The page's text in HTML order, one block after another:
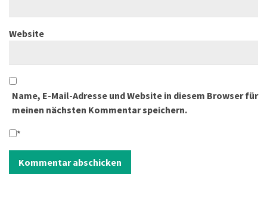
Website
Name, E-Mail-Adresse und Website in diesem Browser für
meinen nächsten Kommentar speichern.
*